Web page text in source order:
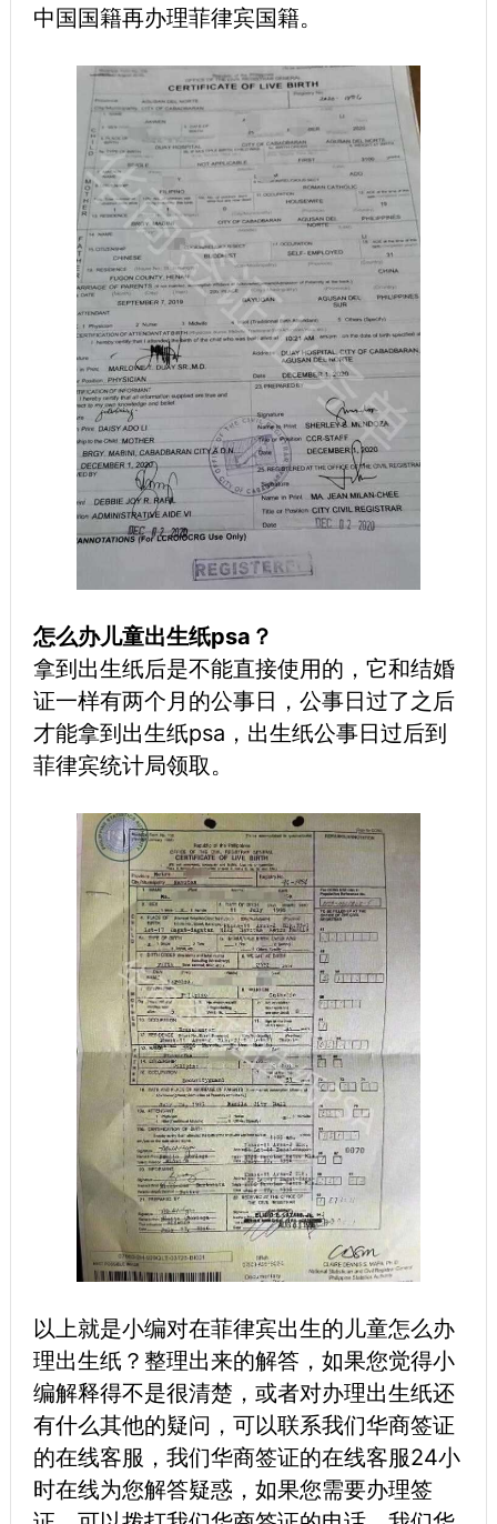
中国国籍再办理菲律宾国籍。
怎么办儿童出生纸psa？
拿到出生纸后是不能直接使用的，它和结婚
证一样有两个月的公事日，公事日过了之后
才能拿到出生纸psa，出生纸公事日过后到
菲律宾统计局领取。
以上就是小编对在菲律宾出生的儿童怎么办
理出生纸？整理出来的解答，如果您觉得小
编解释得不是很清楚，或者对办理出生纸还
有什么其他的疑问，可以联系我们华商签证
的在线客服，我们华商签证的在线客服24小
时在线为您解答疑惑，如果您需要办理签